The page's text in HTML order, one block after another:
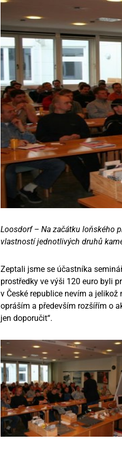
Loosdorf – Na začátku loňského
vlastností jednotlivých druhů
Zeptali jsme se účastníka
prostředky ve výši 120 euro byli
v České republice nevím a
opráším a především rozšířím o
jen doporučit“.